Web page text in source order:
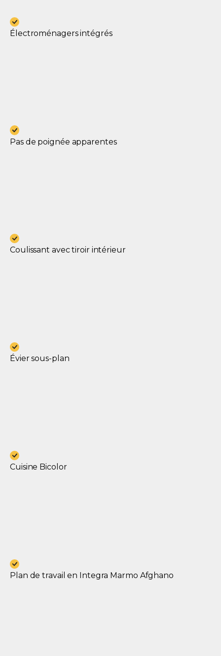
Électroménagers intégrés
Pas de poignée apparentes
Coulissant avec tiroir intérieur
Évier sous-plan
Cuisine Bicolor
Plan de travail en Integra Marmo Afghano